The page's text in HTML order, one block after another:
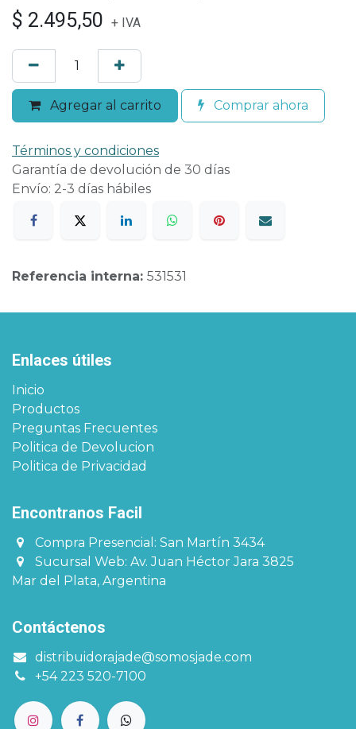
$ 2.495,50 + IVA
Agregar al carrito Comprar ahora
Términos y condiciones
Garantía de devolución de 30 días
Envío: 2-3 días hábiles
Referencia interna: 531531
Enlaces útiles
Inicio
Productos
Preguntas Frecuentes
Politica de Devolucion
Politica de Privacidad
Encontranos Facil​​​
Compra Presencial: San Martín 3434
Sucursal Web: Av. Juan Héctor Jara 3825
Mar del Plata, Argentina
Contáctenos
distribuidorajade@somosjade.com
+54 223 520-7100